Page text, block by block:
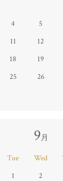
4 5
11 12
18 19
25 26
9月
Tue Wed
1
2